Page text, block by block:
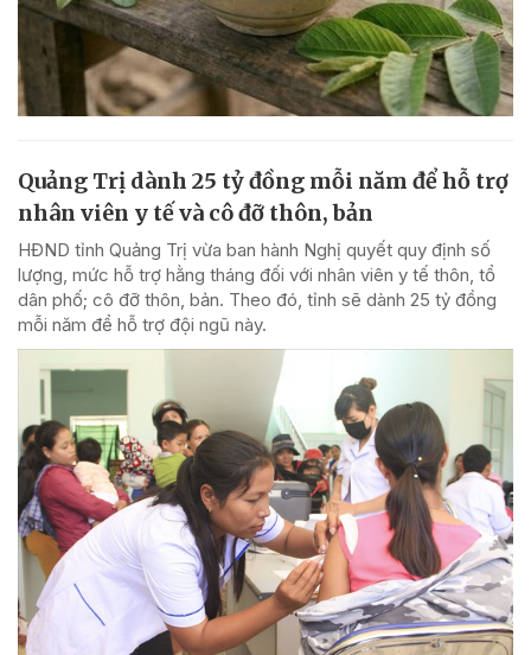
Quảng Trị dành 25 tỷ đồng mỗi năm để hỗ trợ
nhân viên y tế và cô đỡ thôn, bản
HĐND tỉnh Quảng Trị vừa ban hành Nghị quyết quy định số
lượng, mức hỗ trợ hằng tháng đối với nhân viên y tế thôn, tổ
dân phố; cô đỡ thôn, bản. Theo đó, tỉnh sẽ dành 25 tỷ đồng
mỗi năm để hỗ trợ đội ngũ này.